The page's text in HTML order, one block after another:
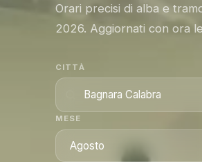
Orari precisi di alba e
2026. Aggiornati con ora
CITTÀ
MESE